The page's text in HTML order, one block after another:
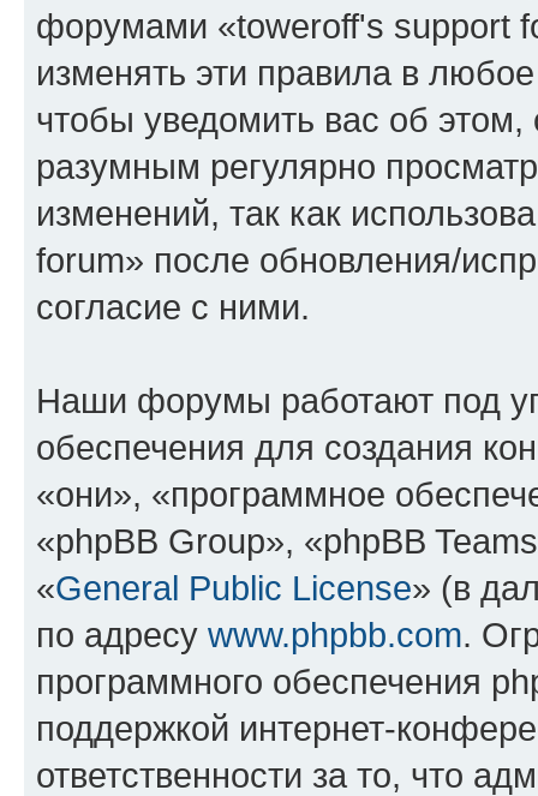
форумами «toweroff's support
изменять эти правила в
чтобы уведомить вас об
разумным регулярно
изменений, так как
forum» после обновления/
согласие с ними.
Наши форумы работают под
обеспечения для создания
«они», «программное
«phpBB Group», «phpBB
«General Public License» (в
по адресу www.phpbb.com.
программного обеспечения
поддержкой интернет-
ответственности за то, что